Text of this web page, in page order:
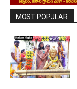
MOST POPULAR